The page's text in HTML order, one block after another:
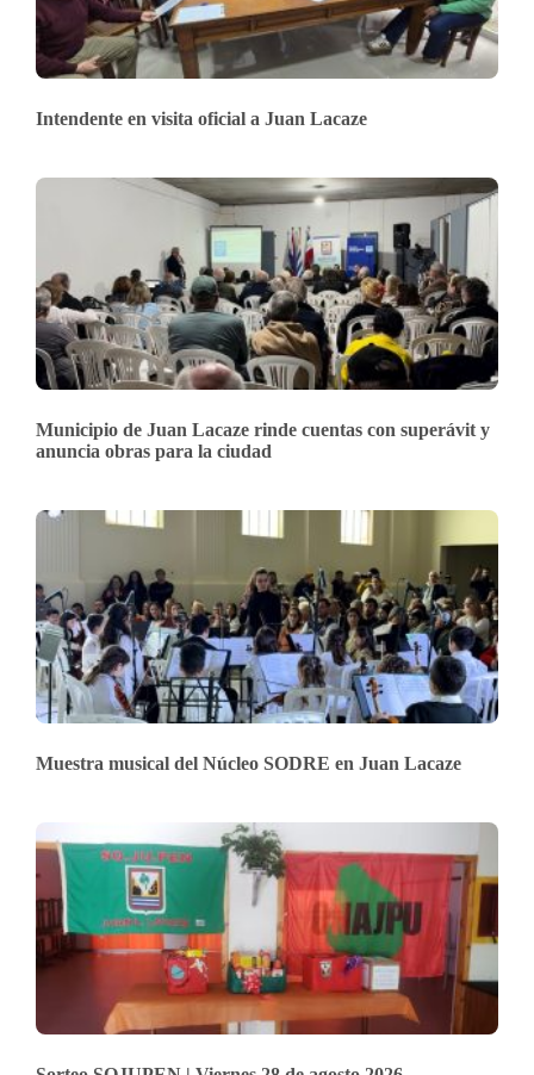
Intendente en visita oficial a Juan Lacaze
Municipio de Juan Lacaze rinde cuentas con superávit y
anuncia obras para la ciudad
Muestra musical del Núcleo SODRE en Juan Lacaze